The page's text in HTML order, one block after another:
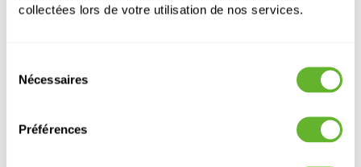
collectées lors de votre utilisation de nos services.
Nécessaires
Préférences
Hauteur:
130
Pot:
34/30